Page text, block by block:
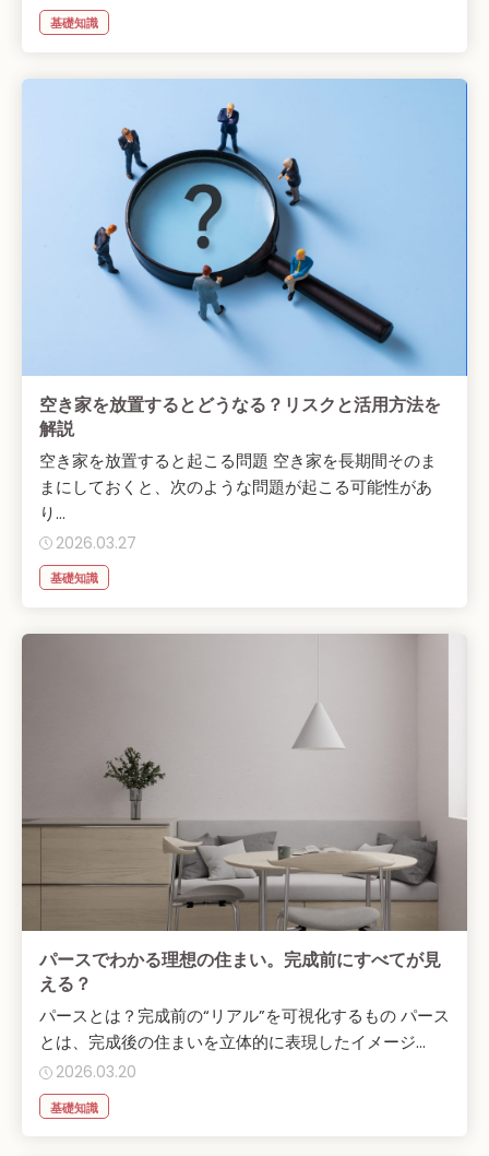
基礎知識
空き家を放置するとどうなる？リスクと活用方法を
解説
空き家を放置すると起こる問題 空き家を長期間そのま
まにしておくと、次のような問題が起こる可能性があ
り...
2026.03.27
基礎知識
パースでわかる理想の住まい。完成前にすべてが見
える？
パースとは？完成前の“リアル”を可視化するもの パース
とは、完成後の住まいを立体的に表現したイメージ...
2026.03.20
基礎知識